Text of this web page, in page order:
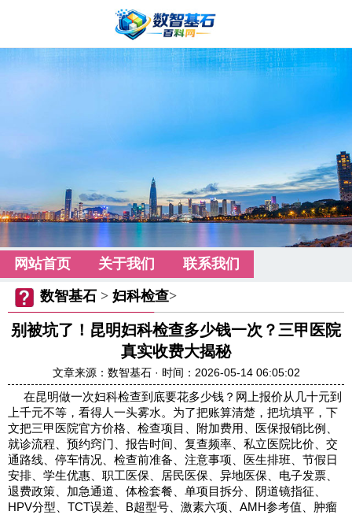
网站首页 关于我们 联系我们
数智基石 >妇科检查>
别被坑了！昆明妇科检查多少钱一次？三甲医院
真实收费大揭秘
文章来源：数智基石 · 时间：2026-05-14 06:05:02
在昆明做一次妇科检查到底要花多少钱？网上报价从几十元到
上千元不等，看得人一头雾水。为了把账算清楚，把坑填平，下
文把三甲医院官方价格、检查项目、附加费用、医保报销比例、
就诊流程、预约窍门、报告时间、复查频率、私立医院比价、交
通路线、停车情况、检查前准备、注意事项、医生排班、节假日
安排、学生优惠、职工医保、居民医保、异地医保、电子发票、
退费政策、加急通道、体检套餐、单项目拆分、阴道镜指征、
HPV分型、TCT误差、B超型号、激素六项、AMH参考值、肿瘤